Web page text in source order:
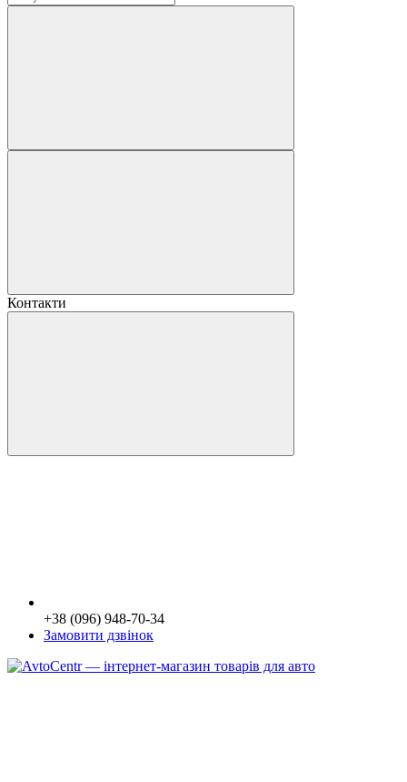
Контакти
+38 (096) 948-70-34
Замовити дзвінок